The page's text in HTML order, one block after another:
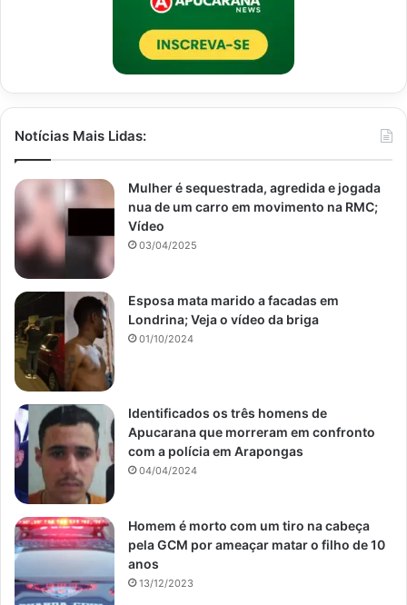
Notícias Mais Lidas:
Mulher é sequestrada, agredida e jogada
nua de um carro em movimento na RMC;
Vídeo
03/04/2025
Esposa mata marido a facadas em
Londrina; Veja o vídeo da briga
01/10/2024
Identificados os três homens de
Apucarana que morreram em confronto
com a polícia em Arapongas
04/04/2024
Homem é morto com um tiro na cabeça
pela GCM por ameaçar matar o filho de 10
anos
13/12/2023